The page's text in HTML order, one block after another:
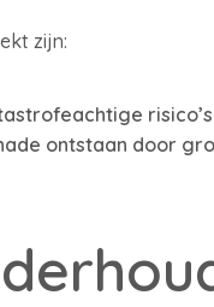
zijn:
ontstaan door